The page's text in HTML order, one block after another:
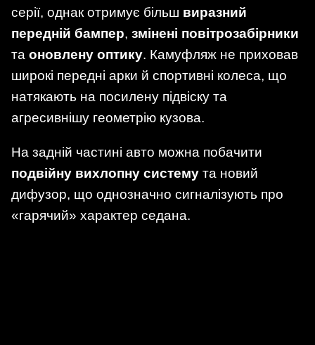
серії, однак отримує більш виразний
передній бампер, змінені повітрозабірники
та оновлену оптику. Камуфляж не приховав
широкі передні арки й спортивні колеса, що
натякають на посилену підвіску та
агресивнішу геометрію кузова.
На задній частині авто можна побачити
подвійну вихлопну систему та новий
дифузор, що однозначно сигналізують про
«гарячий» характер седана.